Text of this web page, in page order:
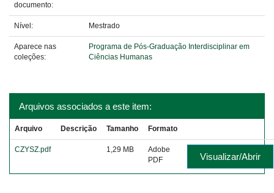
documento:
Nível: Mestrado
Aparece nas
coleções:
Programa de Pós-Graduação Interdisciplinar em
Ciências Humanas
Arquivos associados a este item:
Arquivo Descrição Tamanho Formato
CZYSZ.pdf 1,29 MB
Adobe
PDF
Visualizar/Abrir